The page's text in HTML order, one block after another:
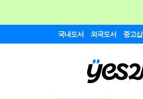
국내도서 외국도서 중고샵